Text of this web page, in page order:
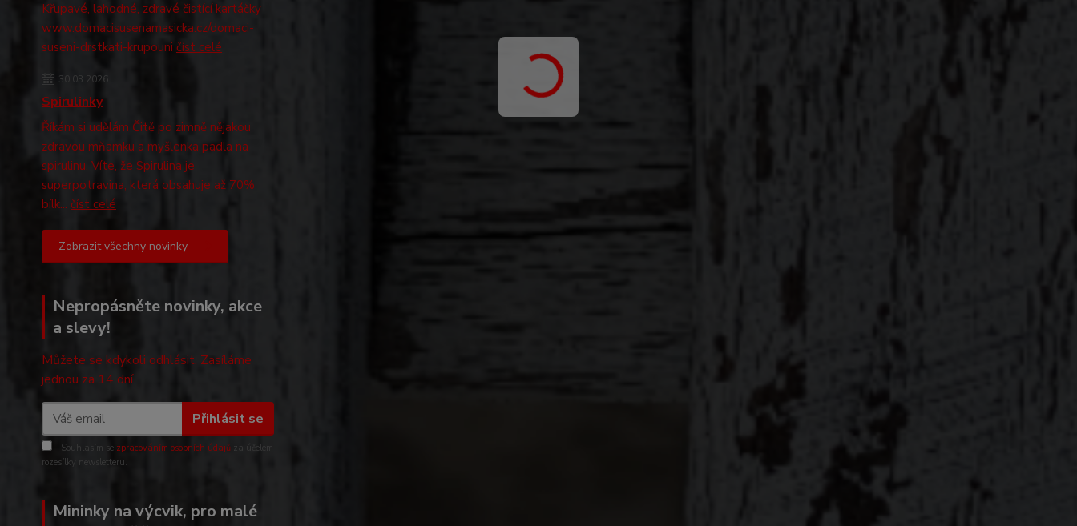
Křupavé, lahodné, zdravé čistící kartáčky
www.domacisusenamasicka.cz/domaci-
suseni-drstkati-krupouni číst celé
30.03.2026
Spirulinky
Říkám si udělám Čitě po zimně nějakou
zdravou mňamku a myšlenka padla na
spirulinu. Víte, že Spirulina je
superpotravina, která obsahuje až 70%
bílk... číst celé
Zobrazit všechny novinky
Nepropásněte novinky, akce
a slevy!
Můžete se kdykoli odhlásit. Zasíláme
jednou za 14 dní.
Přihlásit se
Souhlasím se zpracováním osobních údajů za účelem
rozesílky newsletteru.
Mininky na výcvik, pro malé